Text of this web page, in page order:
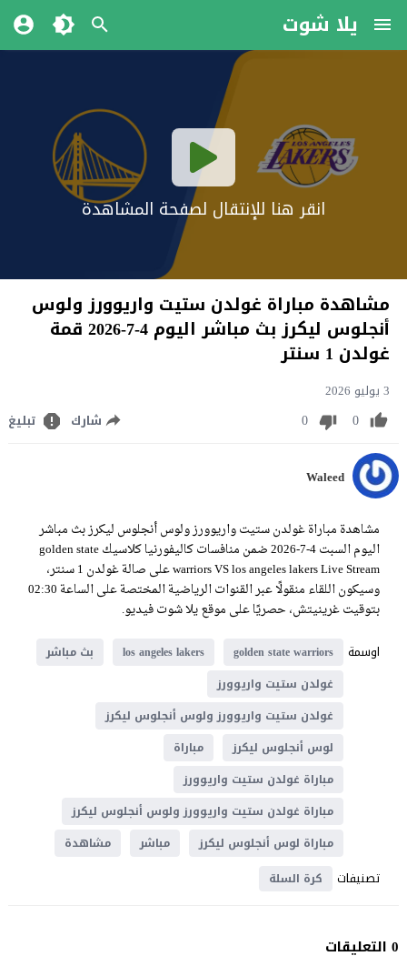
يلا شوت
انقر هنا للإنتقال لصفحة المشاهدة
مشاهدة مباراة غولدن ستيت واريوورز ولوس
أنجلوس ليكرز بث مباشر اليوم 4-7-2026 قمة
غولدن 1 سنتر
3 يوليو 2026
0
0 شارك تبليغ
Waleed
مشاهدة مباراة غولدن ستيت واريوورز ولوس أنجلوس ليكرز بث مباشر
اليوم السبت 4-7-2026 ضمن منافسات كاليفورنيا كلاسيك golden state
warriors VS los angeles lakers Live Stream على صالة غولدن 1 سنتر،
وسيكون اللقاء منقولًا عبر القنوات الرياضية المختصة على الساعة 02:30
بتوقيت غرينيتش، حصريًا على موقع يلا شوت فيديو.
اوسمة
golden state warriors
los angeles lakers
بث مباشر
غولدن ستيت واريوورز
غولدن ستيت واريوورز ولوس أنجلوس ليكرز
لوس أنجلوس ليكرز
مباراة
مباراة غولدن ستيت واريوورز
مباراة غولدن ستيت واريوورز ولوس أنجلوس ليكرز
مباراة لوس أنجلوس ليكرز
مباشر مشاهدة
تصنيفات كرة السلة
0 التعليقات